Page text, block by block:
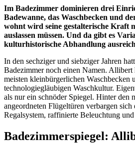
Im Badezimmer dominieren drei
Badewanne, das Waschbecken und
wohnt wird seine gestalterische Kraft
auslassen müssen. Und da gibt es
kulturhistorische Abhandlung
In den sechziger und siebziger Jahren
Badezimmer noch einen Namen. Allibert
meisten kleinbürgerlichen Waschbecken
technologiegläubigen Waschkultur.
als nur ein schnöder Spiegel. Hinter den
angeordneten Flügeltüren verbargen sich
Regalsystem, raffinierte Beleuchtung und
Badezimmerspiegel: